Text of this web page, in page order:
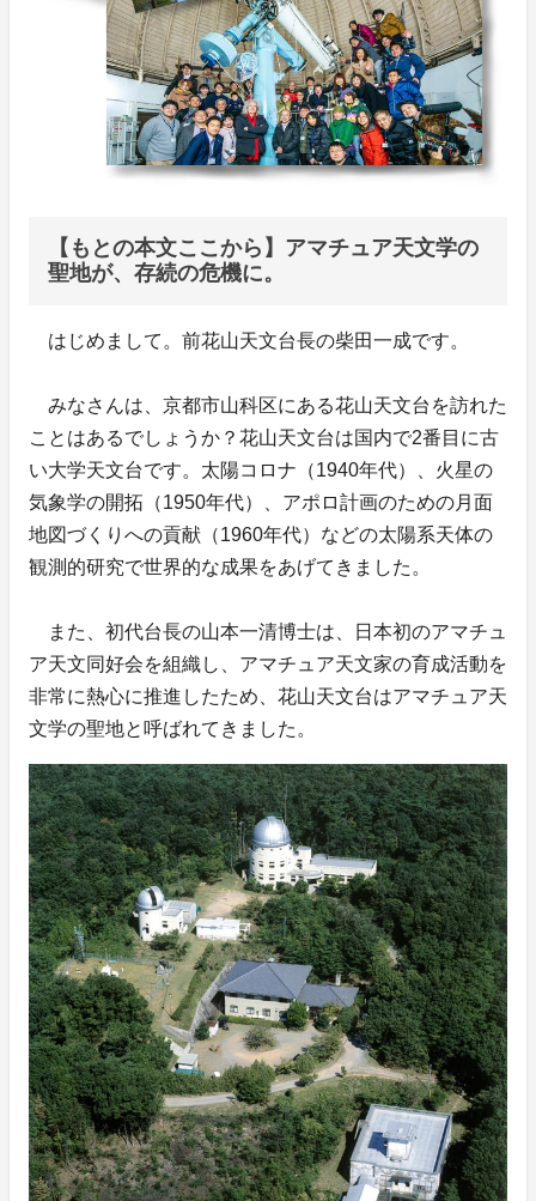
【もとの本文ここから】アマチュア天文学の
聖地が、存続の危機に。
はじめまして。前花山天文台長の柴田一成です。
みなさんは、京都市山科区にある花山天文台を訪れた
ことはあるでしょうか？花山天文台は国内で2番目に古
い大学天文台です。太陽コロナ（1940年代）、火星の
気象学の開拓（1950年代）、アポロ計画のための月面
地図づくりへの貢献（1960年代）などの太陽系天体の
観測的研究で世界的な成果をあげてきました。
また、初代台長の山本一清博士は、日本初のアマチュ
ア天文同好会を組織し、アマチュア天文家の育成活動を
非常に熱心に推進したため、花山天文台はアマチュア天
文学の聖地と呼ばれてきました。